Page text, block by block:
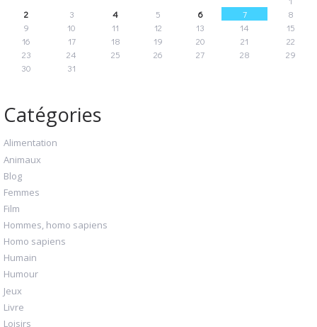
2
3 4 5 6 7
8
9
10 11 12 13 14
15
16
17 18 19 20 21
22
23
24 25 26 27 28
29
30
31
Catégories
Alimentation
Animaux
Blog
Femmes
Film
Hommes, homo sapiens
Homo sapiens
Humain
Humour
Jeux
Livre
Loisirs